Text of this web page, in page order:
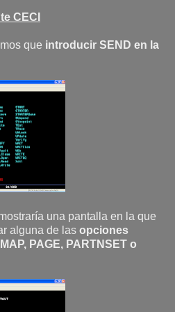
CECI
que introducir SEND en la
una pantalla en la que
alguna de las opciones
PAGE, PARTNSET o